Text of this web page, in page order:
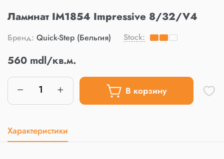
Ламинат IM1854 Impressive 8/32/V4
Бренд: Quick-Step (Бельгия) Stock:
560 mdl/кв.м.
В корзину
Характеристики